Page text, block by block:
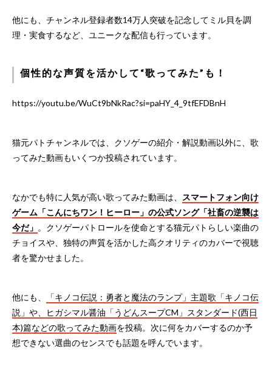
他にも、チャンネル登録者数14万人突破を記念してミル貝を調
理・実食するなど、ユニークな配信も行っています。
個性的な声質を活かして“歌ってみた”も！
https://youtu.be/WuCt9bNkRac?si=paHY_4_9tfEFDBnH
猫元パトチャンネルでは、クソゲーの紹介・解説動画以外に、歌
ってみた動画もいくつか投稿されています。
なかでも特に人気が高い歌ってみた動画は、
スマートフォン向け
ゲーム「こんにちワン！ヒーロー」の公式ソング「社畜の逆襲は
今だ」 。クソゲーパトロールを使命とする猫元パトらしい楽曲の
チョイスや、独特の声質を活かした高クオリティのカバーで視聴
者を驚かせました。
他にも、
「キノコ伝説：勇者と魔法のランプ」主題歌「キノコ伝
説」や、ヒガシマル醤油「うどんスープCM」スタンダード(西日
本)篇などの歌ってみた動画を投稿。次に何をカバーするのか予
想できない選曲のセンスでも話題を呼んでいます。